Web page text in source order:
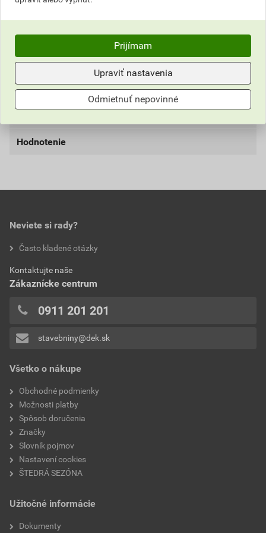
Aktuálna predajná porovnávacia cena po zľave 10% z
bez DPH za ks s DPH za ks
materiál
šírka
hmotnosť
syntetické laky
lazúry
dĺžka vlákien
rukoväť
vodouriediteľné laky
dĺžka štetín
druh štetín
Hodnotenie
0,0
hodnotilo 0 užívateľov
Pridávať hodnotenie môže iba prihlásený užívateľ.
Všetko o nákupe
Obchodné podmienky
Možnosti platby
Spôsob doručenia
Značky
Slovník pojmov
Nastavení cookies
ŠTEDRÁ SEZÓNA
Užitočné informácie
Dokumenty
Neviete si rady?
Často kladené otázky
Kontaktujte naše
Zákaznícke centrum
0911 201 201
stavebniny@dek.sk
Prijímam
Upraviť nastavenia
Odmietnuť nepovinné